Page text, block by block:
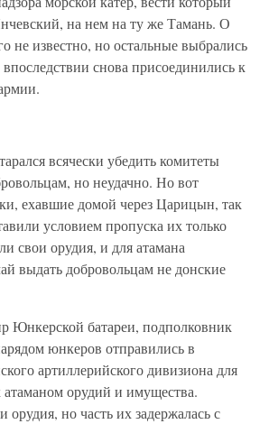
на нем на ту же Тамань. О
не известно, но остальные выбрались
снова присоединились к
всячески убедить комитеты
но неудачно. Но вот
ехавшие домой через Царицын, так
условием пропуска их только
свои орудия, и для атамана
выдать добровольцам не донские
Юнкерской батареи, подполковник
юнкеров отправились в
артиллерийского дивизиона для
орудий и имущества.
но часть их задержалась с